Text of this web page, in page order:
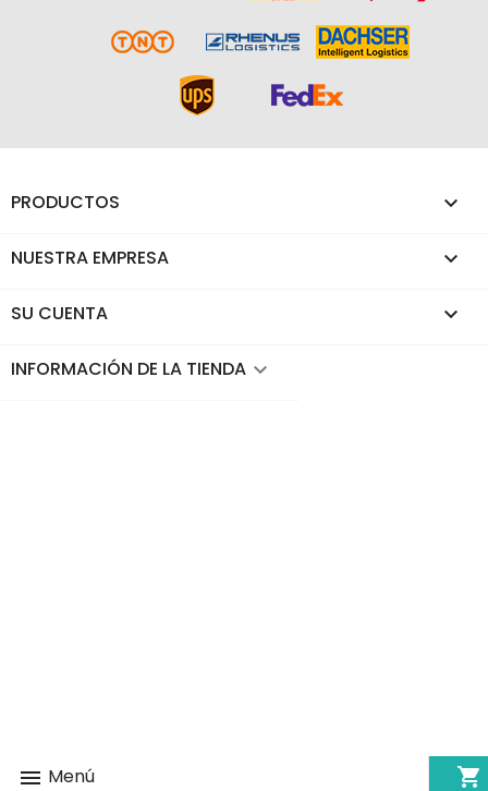
 Menú shopping_cart
PRODUCTOS 
NUESTRA EMPRESA 
SU CUENTA 
INFORMACIÓN DE LA TIENDA keyboard_arrow_down